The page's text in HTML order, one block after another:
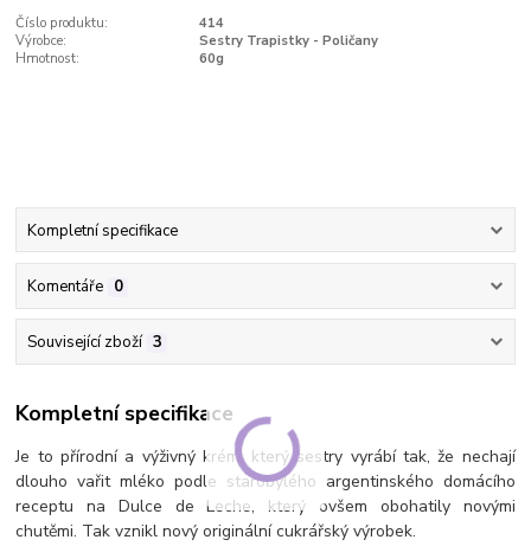
Číslo produktu:
414
Výrobce:
Sestry Trapistky - Poličany
Hmotnost:
60g
Kompletní specifikace
Komentáře 0
Související zboží 3
Kompletní specifikace
Je to přírodní a výživný krém, který sestry vyrábí tak, že nechají
dlouho vařit mléko podle starobylého argentinského domácího
receptu na Dulce de Leche, který ovšem obohatily novými
chutěmi. Tak vznikl nový originální cukrářský výrobek.